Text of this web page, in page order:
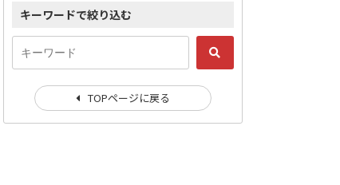
キーワードで絞り込む
TOPページに戻る